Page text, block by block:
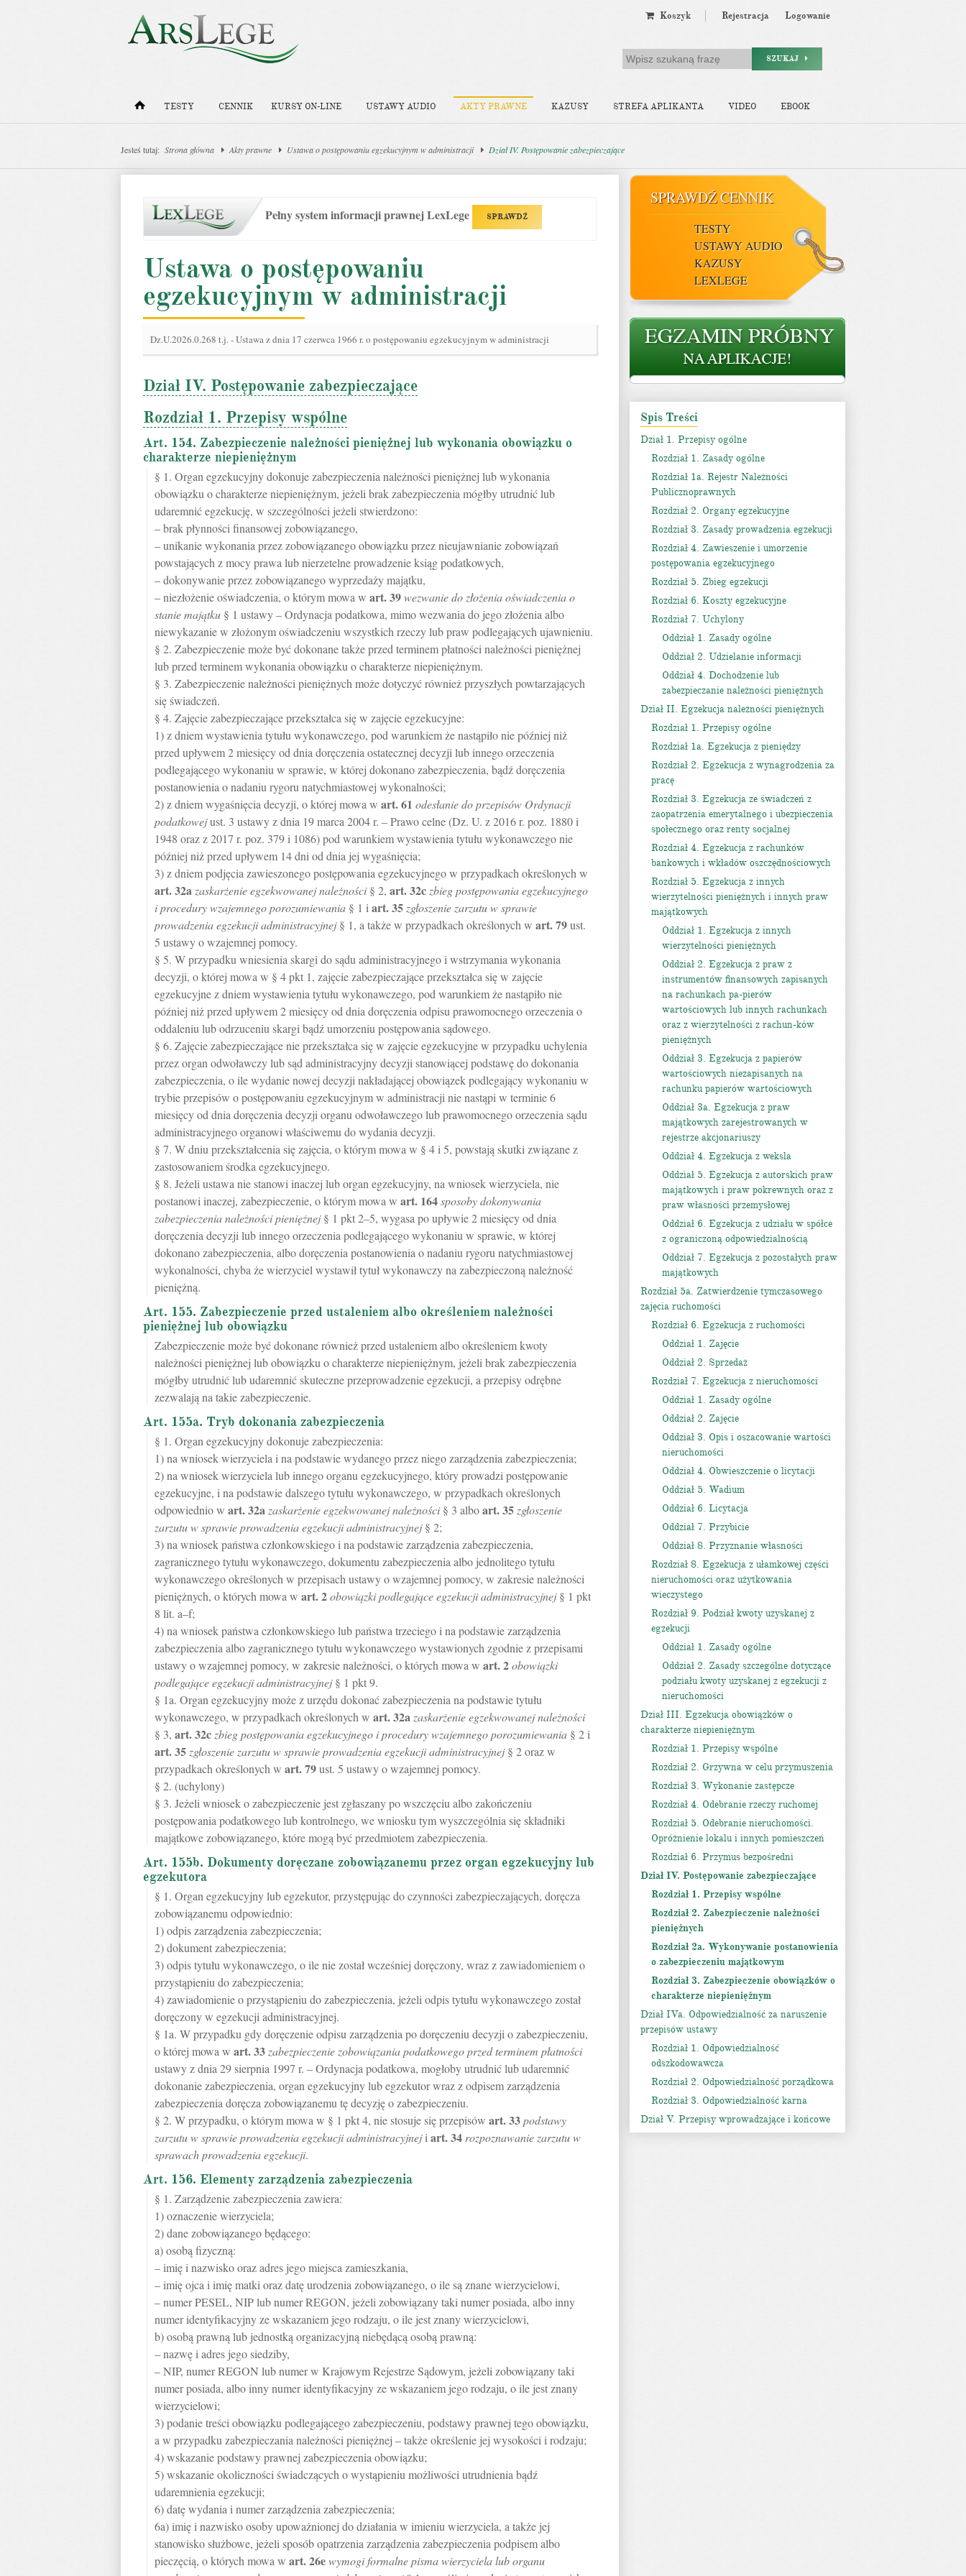
Koszyk Rejestracja Logowanie
SZUKAJ
TESTY CENNIK KURSY ON-LINE USTAWY AUDIO AKTY PRAWNE KAZUSY STREFA APLIKANTA VIDEO EBOOK
Jesteś tutaj: Strona główna Akty prawne Ustawa o postępowaniu egzekucyjnym w administracji Dział IV. Postępowanie zabezpieczające
Pełny system informacji prawnej LexLege SPRAWDŹ
Ustawa o postępowaniu
egzekucyjnym w administracji
Dz.U.2026.0.268 t.j.-Ustawa z dnia 17 czerwca 1966 r. o postępowaniu egzekucyjnym w administracji
Dział IV. Postępowanie zabezpieczające
Rozdział 1. Przepisy wspólne
Art. 154. Zabezpieczenie należności pieniężnej lub wykonania obowiązku o
charakterze niepieniężnym
§ 1. Organ egzekucyjny dokonuje zabezpieczenia należności pieniężnej lub wykonania
obowiązku o charakterze niepieniężnym, jeżeli brak zabezpieczenia mógłby utrudnić lub
udaremnić egzekucję, w szczególności jeżeli stwierdzono:
– brak płynności finansowej zobowiązanego,
– unikanie wykonania przez zobowiązanego obowiązku przez nieujawnianie zobowiązań
powstających z mocy prawa lub nierzetelne prowadzenie ksiąg podatkowych,
– dokonywanie przez zobowiązanego wyprzedaży majątku,
– niezłożenie oświadczenia, o którym mowa w art.39wezwanie do złożenia oświadczenia o
stanie majątku § 1 ustawy – Ordynacja podatkowa, mimo wezwania do jego złożenia albo
niewykazanie w złożonym oświadczeniu wszystkich rzeczy lub praw podlegających ujawnieniu.
§ 2. Zabezpieczenie może być dokonane także przed terminem płatności należności pieniężnej
lub przed terminem wykonania obowiązku o charakterze niepieniężnym.
§ 3. Zabezpieczenie należności pieniężnych może dotyczyć również przyszłych powtarzających
się świadczeń.
§ 4. Zajęcie zabezpieczające przekształca się w zajęcie egzekucyjne:
1) z dniem wystawienia tytułu wykonawczego, pod warunkiem że nastąpiło nie później niż
przed upływem 2 miesięcy od dnia doręczenia ostatecznej decyzji lub innego orzeczenia
podlegającego wykonaniu w sprawie, w której dokonano zabezpieczenia, bądź doręczenia
postanowienia o nadaniu rygoru natychmiastowej wykonalności;
2) z dniem wygaśnięcia decyzji, o której mowa w art.61 odesłanie do przepisów Ordynacji
podatkowejust. 3 ustawy z dnia 19 marca 2004 r. – Prawo celne (Dz. U. z 2016 r. poz. 1880 i
1948 oraz z 2017 r. poz. 379 i 1086) pod warunkiem wystawienia tytułu wykonawczego nie
później niż przed upływem 14 dni od dnia jej wygaśnięcia;
3) z dniem podjęcia zawieszonego postępowania egzekucyjnego w przypadkach określonych w
art.32a zaskarżenie egzekwowanej należności§ 2, art.32c zbieg postępowania egzekucyjnego
i procedury wzajemnego porozumiewania § 1 i art.35 zgłoszenie zarzutu w sprawie
prowadzenia egzekucji administracyjnej§ 1, a także w przypadkach określonych w art.79ust.
5 ustawy o wzajemnej pomocy.
§ 5. W przypadku wniesienia skargi do sądu administracyjnego i wstrzymania wykonania
decyzji, o której mowa w § 4 pkt 1, zajęcie zabezpieczające przekształca się w zajęcie
egzekucyjne z dniem wystawienia tytułu wykonawczego, pod warunkiem że nastąpiło nie
później niż przed upływem 2 miesięcy od dnia doręczenia odpisu prawomocnego orzeczenia o
oddaleniu lub odrzuceniu skargi bądź umorzeniu postępowania sądowego.
§ 6. Zajęcie zabezpieczające nie przekształca się w zajęcie egzekucyjne w przypadku uchylenia
przez organ odwoławczy lub sąd administracyjny decyzji stanowiącej podstawę do dokonania
zabezpieczenia, o ile wydanie nowej decyzji nakładającej obowiązek podlegający wykonaniu w
trybie przepisów o postępowaniu egzekucyjnym w administracji nie nastąpi w terminie 6
miesięcy od dnia doręczenia decyzji organu odwoławczego lub prawomocnego orzeczenia sądu
administracyjnego organowi właściwemu do wydania decyzji.
§ 7. W dniu przekształcenia się zajęcia, o którym mowa w § 4 i 5, powstają skutki związane z
zastosowaniem środka egzekucyjnego.
§ 8. Jeżeli ustawa nie stanowi inaczej lub organ egzekucyjny, na wniosek wierzyciela, nie
postanowi inaczej, zabezpieczenie, o którym mowa w art. 164sposoby dokonywania
zabezpieczenia należności pieniężnej§ 1 pkt 2–5, wygasa po upływie 2 miesięcy od dnia
doręczenia decyzji lub innego orzeczenia podlegającego wykonaniu w sprawie, w której
dokonano zabezpieczenia, albo doręczenia postanowienia o nadaniu rygoru natychmiastowej
wykonalności, chyba że wierzyciel wystawił tytuł wykonawczy na zabezpieczoną należność
pieniężną.
Art. 155. Zabezpieczenie przed ustaleniem albo określeniem należności
pieniężnej lub obowiązku
Zabezpieczenie może być dokonane również przed ustaleniem albo określeniem kwoty
należności pieniężnej lub obowiązku o charakterze niepieniężnym, jeżeli brak zabezpieczenia
mógłby utrudnić lub udaremnić skuteczne przeprowadzenie egzekucji, a przepisy odrębne
zezwalają na takie zabezpieczenie.
Art. 155a. Tryb dokonania zabezpieczenia
§ 1. Organ egzekucyjny dokonuje zabezpieczenia:
1) na wniosek wierzyciela i na podstawie wydanego przez niego zarządzenia zabezpieczenia;
2) na wniosek wierzyciela lub innego organu egzekucyjnego, który prowadzi postępowanie
egzekucyjne, i na podstawie dalszego tytułu wykonawczego, w przypadkach określonych
odpowiednio w art.32a zaskarżenie egzekwowanej należności§ 3 alboart.35 zgłoszenie
zarzutu w sprawie prowadzenia egzekucji administracyjnej§ 2;
3) na wniosek państwa członkowskiego i na podstawie zarządzenia zabezpieczenia,
zagranicznego tytułu wykonawczego, dokumentu zabezpieczenia albo jednolitego tytułu
wykonawczego określonych w przepisach ustawy o wzajemnej pomocy, w zakresie należności
pieniężnych, o których mowa w art.2obowiązki podlegające egzekucji administracyjnej§ 1 pkt
8 lit. a–f;
4) na wniosek państwa członkowskiego lub państwa trzeciego i na podstawie zarządzenia
zabezpieczenia albo zagranicznego tytułu wykonawczego wystawionych zgodnie z przepisami
ustawy o wzajemnej pomocy, w zakresie należności, o których mowa w art.2obowiązki
podlegające egzekucji administracyjnej§ 1 pkt 9.
§ 1a. Organ egzekucyjny może z urzędu dokonać zabezpieczenia na podstawie tytułu
wykonawczego, w przypadkach określonych w art.32a zaskarżenie egzekwowanej należności
§ 3, art.32c zbieg postępowania egzekucyjnego i procedury wzajemnego porozumiewania § 2 i
art.35 zgłoszenie zarzutu w sprawie prowadzenia egzekucji administracyjnej§ 2 oraz w
przypadkach określonych w art.79ust. 5 ustawy o wzajemnej pomocy.
§ 2. (uchylony)
§ 3. Jeżeli wniosek o zabezpieczenie jest zgłaszany po wszczęciu albo zakończeniu
postępowania podatkowego lub kontrolnego, we wniosku tym wyszczególnia się składniki
majątkowe zobowiązanego, które mogą być przedmiotem zabezpieczenia.
Art. 155b. Dokumenty doręczane zobowiązanemu przez organ egzekucyjny lub
egzekutora
§ 1. Organ egzekucyjny lub egzekutor, przystępując do czynności zabezpieczających, doręcza
zobowiązanemu odpowiednio:
1) odpis zarządzenia zabezpieczenia;
2) dokument zabezpieczenia;
3) odpis tytułu wykonawczego, o ile nie został wcześniej doręczony, wraz z zawiadomieniem o
przystąpieniu do zabezpieczenia;
4) zawiadomienie o przystąpieniu do zabezpieczenia, jeżeli odpis tytułu wykonawczego został
doręczony w egzekucji administracyjnej.
§ 1a. W przypadku gdy doręczenie odpisu zarządzenia po doręczeniu decyzji o zabezpieczeniu,
o której mowa w art.33 zabezpieczenie zobowiązania podatkowego przed terminem płatności
ustawy z dnia 29 sierpnia 1997 r. – Ordynacja podatkowa, mogłoby utrudnić lub udaremnić
dokonanie zabezpieczenia, organ egzekucyjny lub egzekutor wraz z odpisem zarządzenia
zabezpieczenia doręcza zobowiązanemu tę decyzję o zabezpieczeniu.
§ 2. W przypadku, o którym mowa w § 1 pkt 4, nie stosuje się przepisów art.33podstawy
zarzutu w sprawie prowadzenia egzekucji administracyjneji art.34 rozpoznawanie zarzutu w
sprawach prowadzenia egzekucji.
Art. 156. Elementy zarządzenia zabezpieczenia
§ 1. Zarządzenie zabezpieczenia zawiera:
1) oznaczenie wierzyciela;
2) dane zobowiązanego będącego:
a) osobą fizyczną:
– imię i nazwisko oraz adres jego miejsca zamieszkania,
– imię ojca i imię matki oraz datę urodzenia zobowiązanego, o ile są znane wierzycielowi,
– numer PESEL, NIP lub numer REGON, jeżeli zobowiązany taki numer posiada, albo inny
numer identyfikacyjny ze wskazaniem jego rodzaju, o ile jest znany wierzycielowi,
b) osobą prawną lub jednostką organizacyjną niebędącą osobą prawną:
– nazwę i adres jego siedziby,
– NIP, numer REGON lub numer w Krajowym Rejestrze Sądowym, jeżeli zobowiązany taki
numer posiada, albo inny numer identyfikacyjny ze wskazaniem jego rodzaju, o ile jest znany
wierzycielowi;
3) podanie treści obowiązku podlegającego zabezpieczeniu, podstawy prawnej tego obowiązku,
a w przypadku zabezpieczania należności pieniężnej – także określenie jej wysokości i rodzaju;
4) wskazanie podstawy prawnej zabezpieczenia obowiązku;
5) wskazanie okoliczności świadczących o wystąpieniu możliwości utrudnienia bądź
udaremnienia egzekucji;
6) datę wydania i numer zarządzenia zabezpieczenia;
6a) imię i nazwisko osoby upoważnionej do działania w imieniu wierzyciela, a także jej
stanowisko służbowe, jeżeli sposób opatrzenia zarządzenia zabezpieczenia podpisem albo
pieczęcią, o których mowa w art.26ewymogi formalne pisma wierzyciela lub organu
SPRAWDŹ CENNIK
TESTY
USTAWY AUDIO
KAZUSY
LEXLEGE
Spis Treści
Dział 1. Przepisy ogólne
Rozdział 1. Zasady ogólne
Rozdział 1a. Rejestr Należności
Publicznoprawnych
Rozdział 2. Organy egzekucyjne
Rozdział 3. Zasady prowadzenia egzekucji
Rozdział 4. Zawieszenie i umorzenie
postępowania egzekucyjnego
Rozdział 5. Zbieg egzekucji
Rozdział 6. Koszty egzekucyjne
Rozdział 7. Uchylony
Oddział 1. Zasady ogólne
Oddział 2. Udzielanie informacji
Oddział 4. Dochodzenie lub
zabezpieczanie należności pieniężnych
Dział II. Egzekucja należności pieniężnych
Rozdział 1. Przepisy ogólne
Rozdział 1a. Egzekucja z pieniędzy
Rozdział 2. Egzekucja z wynagrodzenia za
pracę
Rozdział 3. Egzekucja ze świadczeń z
zaopatrzenia emerytalnego i ubezpieczenia
społecznego oraz renty socjalnej
Rozdział 4. Egzekucja z rachunków
bankowych i wkładów oszczędnościowych
Rozdział 5. Egzekucja z innych
wierzytelności pieniężnych i innych praw
majątkowych
Oddział 1. Egzekucja z innych
wierzytelności pieniężnych
Oddział 2. Egzekucja z praw z
instrumentów finansowych zapisanych
na rachunkach pa-pierów
wartościowych lub innych rachunkach
oraz z wierzytelności z rachun-ków
pieniężnych
Oddział 3. Egzekucja z papierów
wartościowych niezapisanych na
rachunku papierów wartościowych
Oddział 3a. Egzekucja z praw
majątkowych zarejestrowanych w
rejestrze akcjonariuszy
Oddział 4. Egzekucja z weksla
Oddział 5. Egzekucja z autorskich praw
majątkowych i praw pokrewnych oraz z
praw własności przemysłowej
Oddział 6. Egzekucja z udziału w spółce
z ograniczoną odpowiedzialnością
Oddział 7. Egzekucja z pozostałych praw
majątkowych
Rozdział 5a. Zatwierdzenie tymczasowego
zajęcia ruchomości
Rozdział 6. Egzekucja z ruchomości
Oddział 1. Zajęcie
Oddział 2. Sprzedaż
Rozdział 7. Egzekucja z nieruchomości
Oddział 1. Zasady ogólne
Oddział 2. Zajęcie
Oddział 3. Opis i oszacowanie wartości
nieruchomości
Oddział 4. Obwieszczenie o licytacji
Oddział 5. Wadium
Oddział 6. Licytacja
Oddział 7. Przybicie
Oddział 8. Przyznanie własności
Rozdział 8. Egzekucja z ułamkowej części
nieruchomości oraz użytkowania
wieczystego
Rozdział 9. Podział kwoty uzyskanej z
egzekucji
Oddział 1. Zasady ogólne
Oddział 2. Zasady szczególne dotyczące
podziału kwoty uzyskanej z egzekucji z
nieruchomości
Dział III. Egzekucja obowiązków o
charakterze niepieniężnym
Rozdział 1. Przepisy wspólne
Rozdział 2. Grzywna w celu przymuszenia
Rozdział 3. Wykonanie zastępcze
Rozdział 4. Odebranie rzeczy ruchomej
Rozdział 5. Odebranie nieruchomości.
Opróżnienie lokalu i innych pomieszczeń
Rozdział 6. Przymus bezpośredni
Dział IV. Postępowanie zabezpieczające
Rozdział 1. Przepisy wspólne
Rozdział 2. Zabezpieczenie należności
pieniężnych
Rozdział 2a. Wykonywanie postanowienia
o zabezpieczeniu majątkowym
Rozdział 3. Zabezpieczenie obowiązków o
charakterze niepieniężnym
Dział IVa. Odpowiedzialność za naruszenie
przepisów ustawy
Rozdział 1. Odpowiedzialność
odszkodowawcza
Rozdział 2. Odpowiedzialność porządkowa
Rozdział 3. Odpowiedzialność karna
Dział V. Przepisy wprowadzające i końcowe